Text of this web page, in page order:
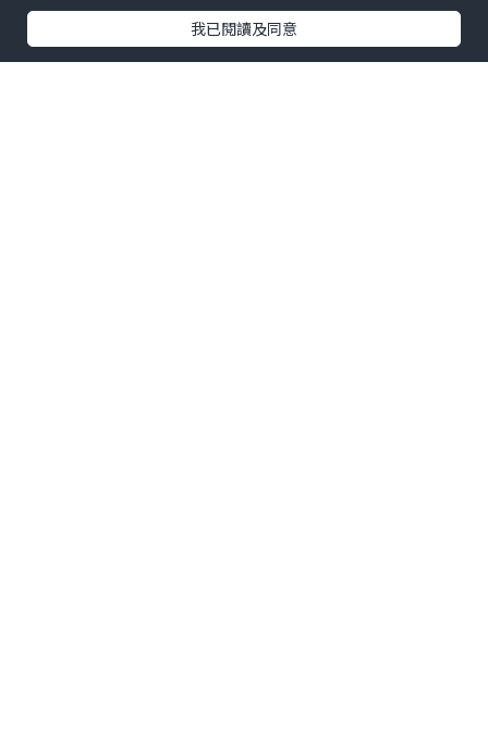
我已閱讀及同意